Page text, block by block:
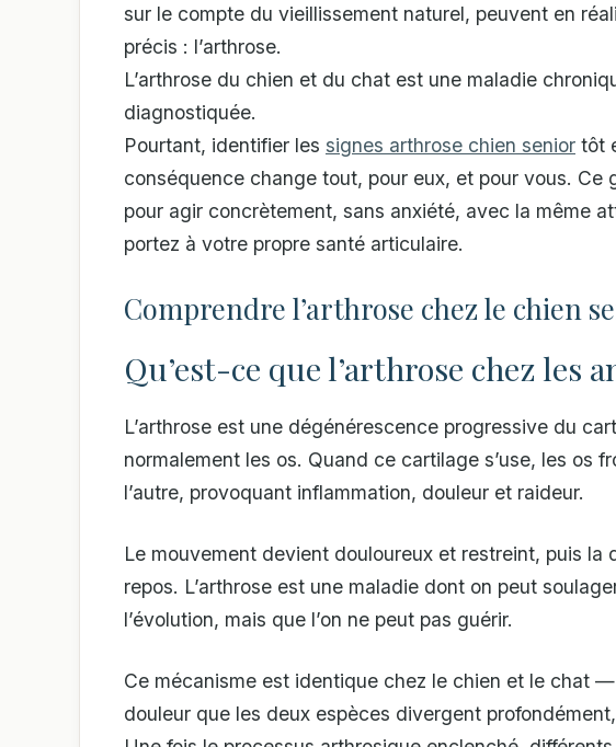
sur le compte du vieillissement naturel, peuvent en
précis : l’arthrose.
L’arthrose du chien et du chat est une maladie
diagnostiquée.
Pourtant, identifier les signes arthrose chien senior tôt
conséquence change tout, pour eux, et pour vous. Ce
pour agir concrètement, sans anxiété, avec la même
portez à votre propre santé articulaire.
Comprendre l’arthrose chez le chien
Qu’est-ce que l’arthrose chez les
L’arthrose est une dégénérescence progressive du
normalement les os. Quand ce cartilage s’use, les os
l’autre, provoquant inflammation, douleur et raideur.
Le mouvement devient douloureux et restreint, puis la
repos. L’arthrose est une maladie dont on peut
l’évolution, mais que l’on ne peut pas guérir.
Ce mécanisme est identique chez le chien et le chat —
douleur que les deux espèces divergent